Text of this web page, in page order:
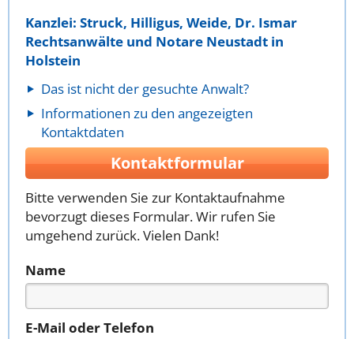
Kanzlei: Struck, Hilligus, Weide, Dr. Ismar
Rechtsanwälte und Notare Neustadt in
Holstein
Das ist nicht der gesuchte Anwalt?
Informationen zu den angezeigten
Kontaktdaten
Kontaktformular
Bitte verwenden Sie zur Kontaktaufnahme
bevorzugt dieses Formular. Wir rufen Sie
umgehend zurück. Vielen Dank!
Name
E-Mail oder Telefon